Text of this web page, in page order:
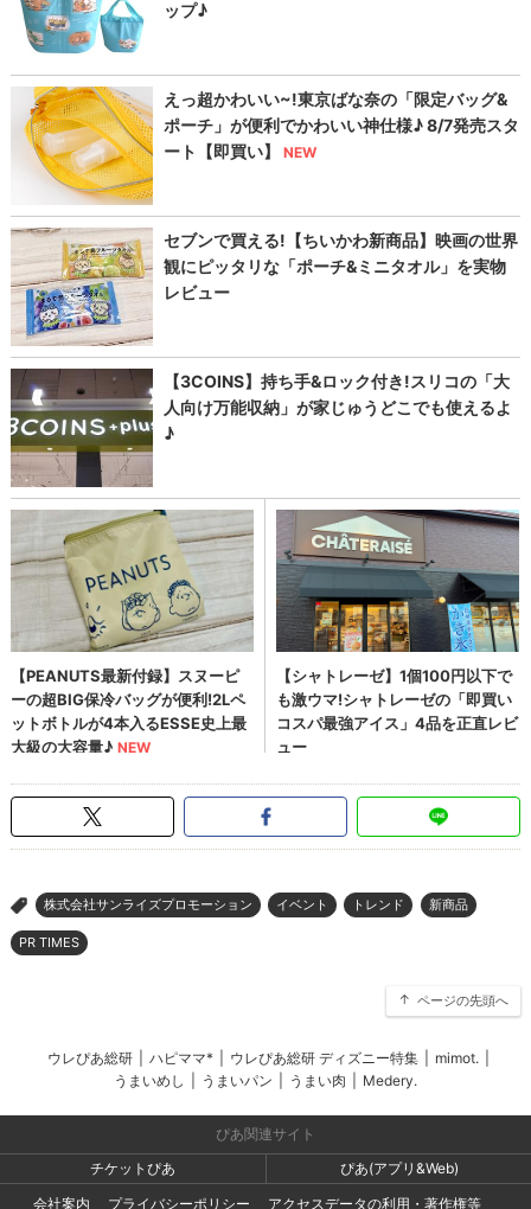
> 株式会社サンライズプロモーション イベント トレンド 新商品
PR TIMES
ページの先頭へ
ウレぴあ総研 ハピママ* ウレぴあ総研 ディズニー特集 mimot.
うまいめし
うまいパン うまい肉 Medery.
ぴあ関連サイト
チケットぴあ
ぴあ(アプリ&Web)
会社案内
プライバシーポリシー アクセスデータの利用・著作権等